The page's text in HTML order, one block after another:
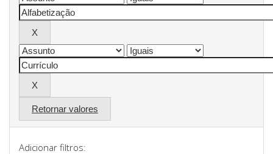
Retornar valores
Adicionar filtros: